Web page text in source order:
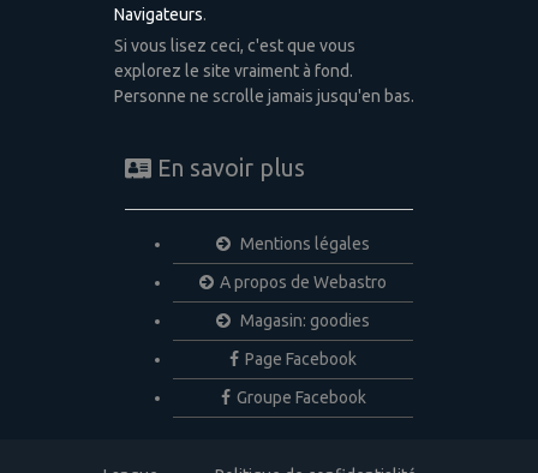
Navigateurs.
Si vous lisez ceci, c'est que vous
explorez le site vraiment à fond.
Personne ne scrolle jamais jusqu'en bas.
En savoir plus
Mentions légales
A propos de Webastro
Magasin: goodies
Page Facebook
Groupe Facebook